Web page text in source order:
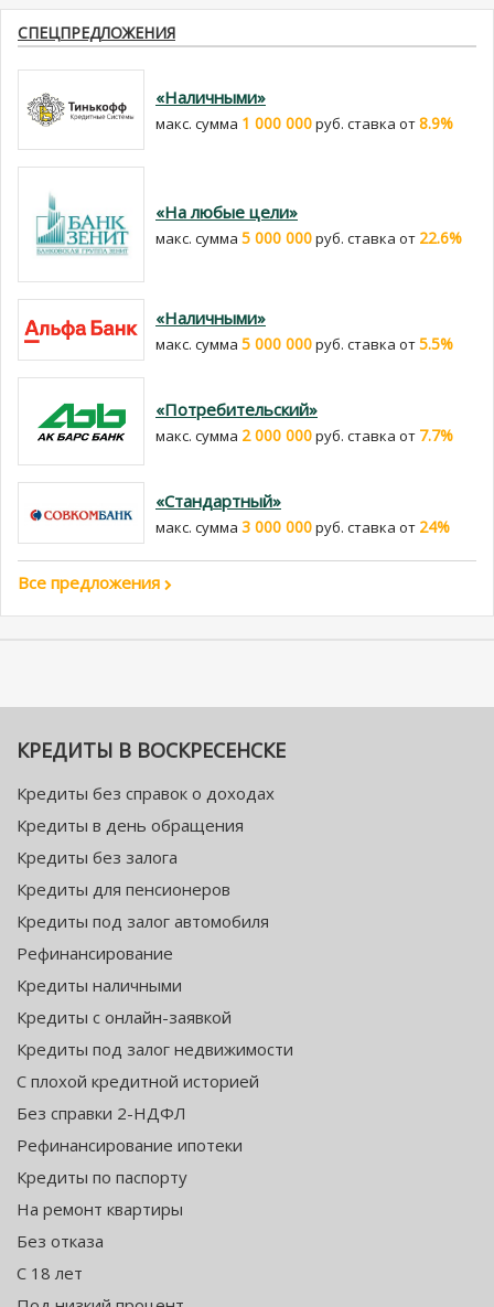
СПЕЦПРЕДЛОЖЕНИЯ
«Наличными»
макс. сумма 1 000 000руб. cтавка от8.9%
«На любые цели»
макс. сумма 5 000 000руб. cтавка от 22.6%
«Наличными»
макс. сумма 5 000 000руб. cтавка от5.5%
«Потребительский»
макс. сумма 2 000 000руб. cтавка от 7.7%
«Стандартный»
макс. сумма 3 000 000руб. cтавка от 24%
Все предложения
КРЕДИТЫ В ВОСКРЕСЕНСКЕ
Кредиты без справок о доходах
Кредиты в день обращения
Кредиты без залога
Кредиты для пенсионеров
Кредиты под залог автомобиля
Рефинансирование
Кредиты наличными
Кредиты с онлайн-заявкой
Кредиты под залог недвижимости
С плохой кредитной историей
Без справки 2-НДФЛ
Рефинансирование ипотеки
Кредиты по паспорту
На ремонт квартиры
Без отказа
С 18 лет